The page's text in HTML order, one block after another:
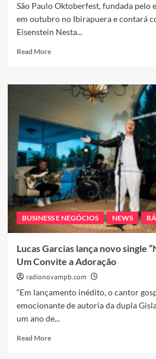
EXPERIÊNCIAS
–
SURPREENDA,
E
DIFERENÇA”
São Paulo Oktoberfest, fundada pelo
em outubro no Ibirapuera e contará
Eisenstein Nesta...
Read MoreRead
Walter
Cavalheiro
com
Companhia
Heineken
para
apresentar
espaço
do
festival
alemão
BUSINESS E NEGÓCIOS NEWS
Lucas Garcias lança novo single
Um Convite a Adoração
radionovampb.com
“Em lançamento inédito, o cantor
emocionante de autoria da dupla
um ano de...
Read MoreRead